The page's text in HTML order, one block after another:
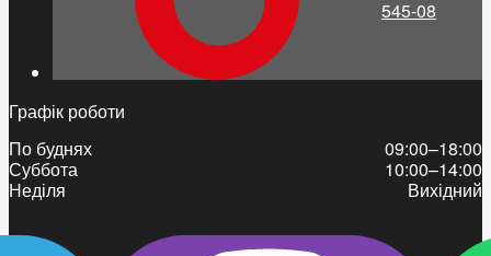
545-08
Графік роботи
По буднях
09:00–18:00
Суббота
10:00–14:00
Неділя
Вихідний